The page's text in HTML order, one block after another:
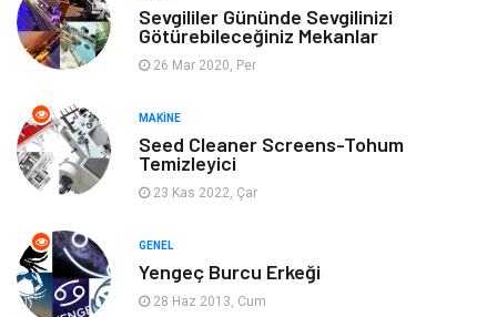
Anne & Çocuk Genel Kültür
Ev İşleri
Gençlik & Eğlence
Mobilya
Evlilik Rehberi
Astroloji Keyfinizi Kaçırmayın
Sevgililer Gününde Sevgilinizi
Götürebileceğiniz Mekanlar
26 Mar 2020, Per
MAKINE
Seed Cleaner Screens-Tohum
Temizleyici
23 Kas 2022, Çar
GENEL
Yengeç Burcu Erkeği
28 Haz 2013, Cum